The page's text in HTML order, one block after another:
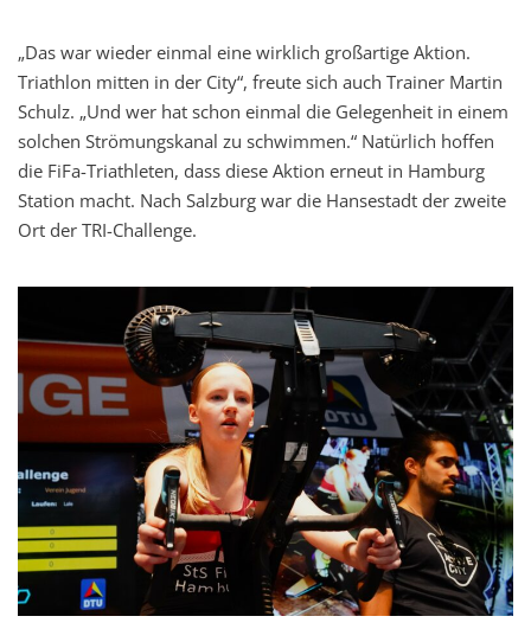
„Das war wieder einmal eine wirklich großartige Aktion.
Triathlon mitten in der City“, freute sich auch Trainer Martin
Schulz. „Und wer hat schon einmal die Gelegenheit in einem
solchen Strömungskanal zu schwimmen.“ Natürlich hoffen
die FiFa-Triathleten, dass diese Aktion erneut in Hamburg
Station macht. Nach Salzburg war die Hansestadt der zweite
Ort der TRI-Challenge.